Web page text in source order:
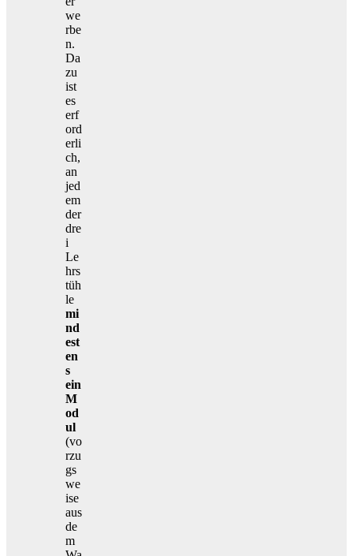
we
rbe
n.
Da
zu
ist
es
erf
ord
erli
ch,
an
jed
em
der
dre
i
Le
hrs
tüh
le
mi
nd
est
en
s
ein
M
od
ul
(vo
rzu
gs
we
ise
aus
de
m